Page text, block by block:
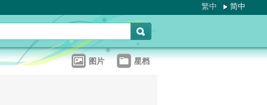
繁中 简中
图片 星档